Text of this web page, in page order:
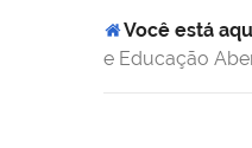
Você está
e Educação